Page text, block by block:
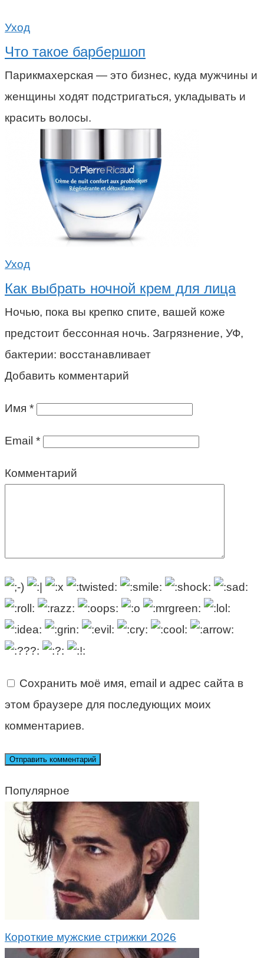
Уход
Что такое барбершоп
Парикмахерская — это бизнес, куда мужчины и
женщины ходят подстригаться, укладывать и
красить волосы.
Уход
Как выбрать ночной крем для лица
Ночью, пока вы крепко спите, вашей коже
предстоит бессонная ночь. Загрязнение, УФ,
бактерии: восстанавливает
Добавить комментарий
Имя *
Email *
Комментарий
Сохранить моё имя, email и адрес сайта в
этом браузере для последующих моих
комментариев.
Популярное
Короткие мужские стрижки 2026